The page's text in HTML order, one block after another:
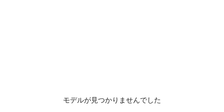
モデルが見つかりませんでした